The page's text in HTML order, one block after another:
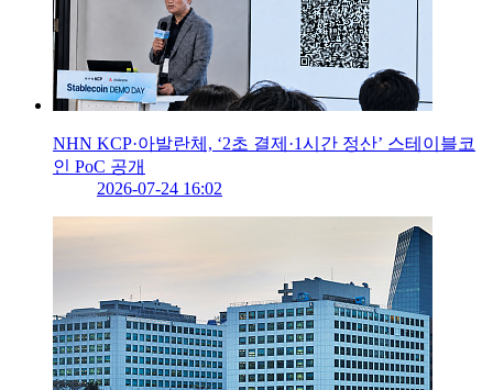
NHN KCP·아발란체, ‘2초 결제·1시간 정산’ 스테이블코
인 PoC 공개
2026-07-24 16:02